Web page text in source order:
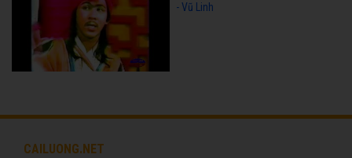
- Vũ Linh
CAILUONG.NET